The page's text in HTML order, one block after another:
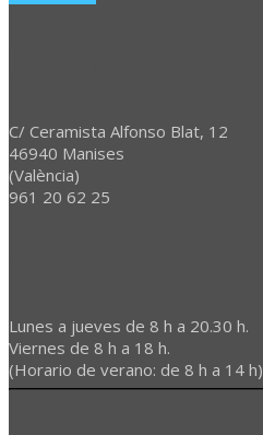
C/ Ceramista Alfonso Blat, 12
46940 Manises
(València)
961 20 62 25
Lunes a jueves de 8 h a 20.30 h.
Viernes de 8 h a 18 h.
(Horario de verano: de 8 h a 14 h)